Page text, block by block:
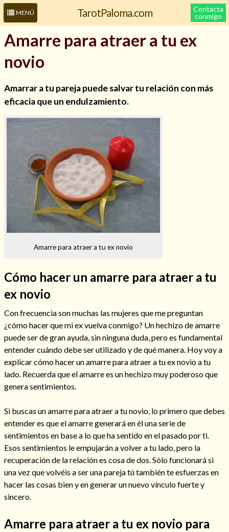
MENÚ TarotPaloma.com
Contacta
conmigo
Hechizos de amor
Amarre para recuperar a mi pareja
Amarre para atraer a tu ex
novio
Amarrar a tu pareja puede salvar tu relación con más
eficacia que un endulzamiento.
Amarre para atraer a tu ex novio
Cómo hacer un amarre para atraer a tu
ex novio
Con frecuencia son muchas las mujeres que me preguntan
¿cómo hacer que mi ex vuelva conmigo? Un hechizo de amarre
puede ser de gran ayuda, sin ninguna duda, pero es fundamental
entender cuándo debe ser utilizado y de qué manera. Hoy voy a
explicar cómo hacer un amarre para atraer a tu ex novio a tu
lado. Recuerda que el amarre es un hechizo muy poderoso que
genera sentimientos.
Si buscas un amarre para atraer a tu novio, lo primero que debes
entender es que el amarre generará en él una serie de
sentimientos en base a lo que ha sentido en el pasado por ti.
Esos sentimientos le empujarán a volver a tu lado, pero la
recuperación de la relación es cosa de dos. Sólo funcionará si
una vez que volvéis a ser una pareja tú también te esfuerzas en
hacer las cosas bien y en generar un nuevo vínculo fuerte y
sincero.
Amarre para atraer a tu ex novio para